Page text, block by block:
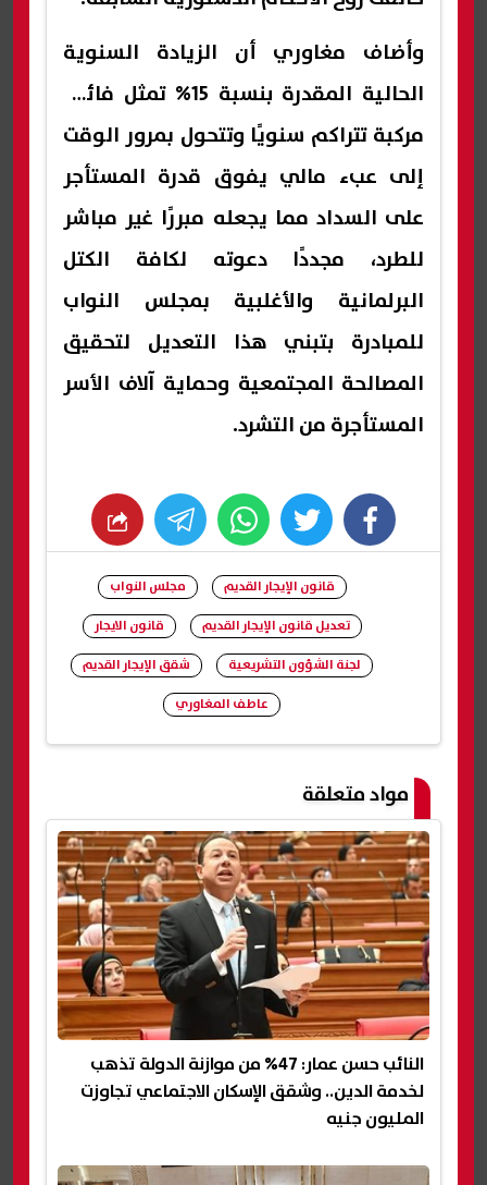
وأضاف مغاوري أن الزيادة السنوية
الحالية المقدرة بنسبة 15% تمثل فائدة
مركبة تتراكم سنويًا وتتحول بمرور الوقت
إلى عبء مالي يفوق قدرة المستأجر
على السداد مما يجعله مبررًا غير مباشر
للطرد، مجددًا دعوته لكافة الكتل
البرلمانية والأغلبية بمجلس النواب
للمبادرة بتبني هذا التعديل لتحقيق
المصالحة المجتمعية وحماية آلاف الأسر
المستأجرة من التشرد.
facebook
twitter
whats
قانون الإيجار القديم
مجلس النواب
تعديل قانون الإيجار القديم
قانون الايجار
لجنة الشؤون التشريعية
شقق الإيجار القديم
عاطف المغاوري
مواد متعلقة
النائب حسن عمار: 47% من موازنة الدولة تذهب
لخدمة الدين.. وشقق الإسكان الاجتماعي تجاوزت
المليون جنيه